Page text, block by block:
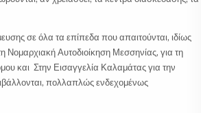
σε όλα τα επίπεδα που απαιτούνται, ιδίως
Νομαρχιακή Αυτοδιοίκηση Μεσσηνίας, για τη
και Στην Εισαγγελία Καλαμάτας για την
πολλαπλώς ενδεχομένως